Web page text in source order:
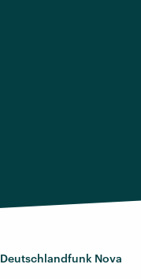
Deutschlandfunk Nova